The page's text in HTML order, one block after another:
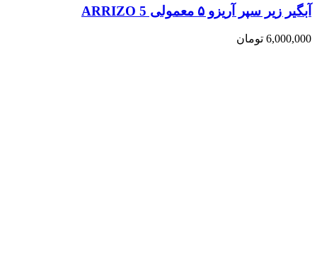
آبگیر زیر سپر آریزو ۵ معمولی ARRIZO 5
6,000,000 تومان